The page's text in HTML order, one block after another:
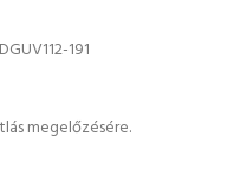
191
megelőzésére.